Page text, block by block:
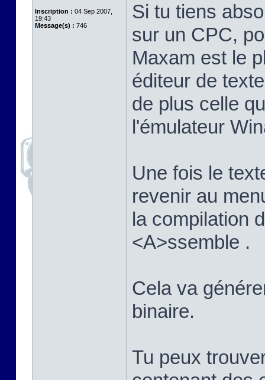
Inscription : 04 Sep 2007,
19:43
Message(s) : 746
Si tu tiens
sur un CPC,
Maxam est le
éditeur de
de plus celle
l'émulateur
Une fois le
revenir au
la compilation
<A>ssemble .
Cela va
binaire.
Tu peux